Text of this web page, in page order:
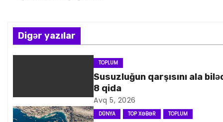
a
z
ı
v
Digər yazılar
TOPLUM
Susuzluğun qarşısını ala
8 qida
Avq 5, 2026
DÜNYA TOP XƏBƏR TOPLUM